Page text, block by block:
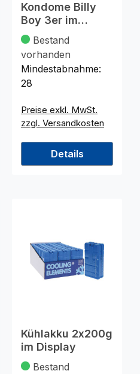
Kondome Billy
Boy 3er im
Display 4-fach
sort.Bestand
vorhanden
Mindestabnahme:
28
Preise exkl. MwSt.
zzgl. Versandkosten
Details
Kühlakku 2x200g
im Display
Bestand